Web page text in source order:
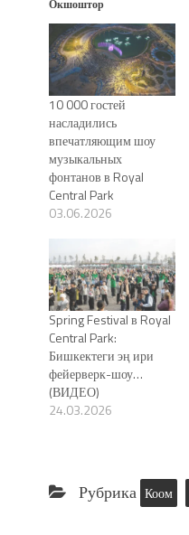
Окшоштор
10 000 гостей
насладились
впечатляющим шоу
музыкальных
фонтанов в Royal
Central Park
03.06.2026
Spring Festival в Royal
Central Park:
Бишкектеги эң ири
фейерверк-шоу…
(ВИДЕО)
24.03.2026
Рубрика Коом